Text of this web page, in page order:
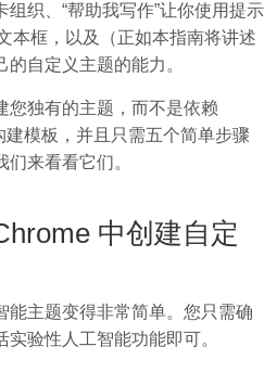
织、“帮助我写作”让你使用提示
本框，以及（正如本指南将讲述
自定义主题的能力。
您独有的主题，而不是依赖
模板，并且只需五个简单步骤
来看看它们。
中创建自定
能主题变得非常简单。您只需确
验性人工智能功能即可。